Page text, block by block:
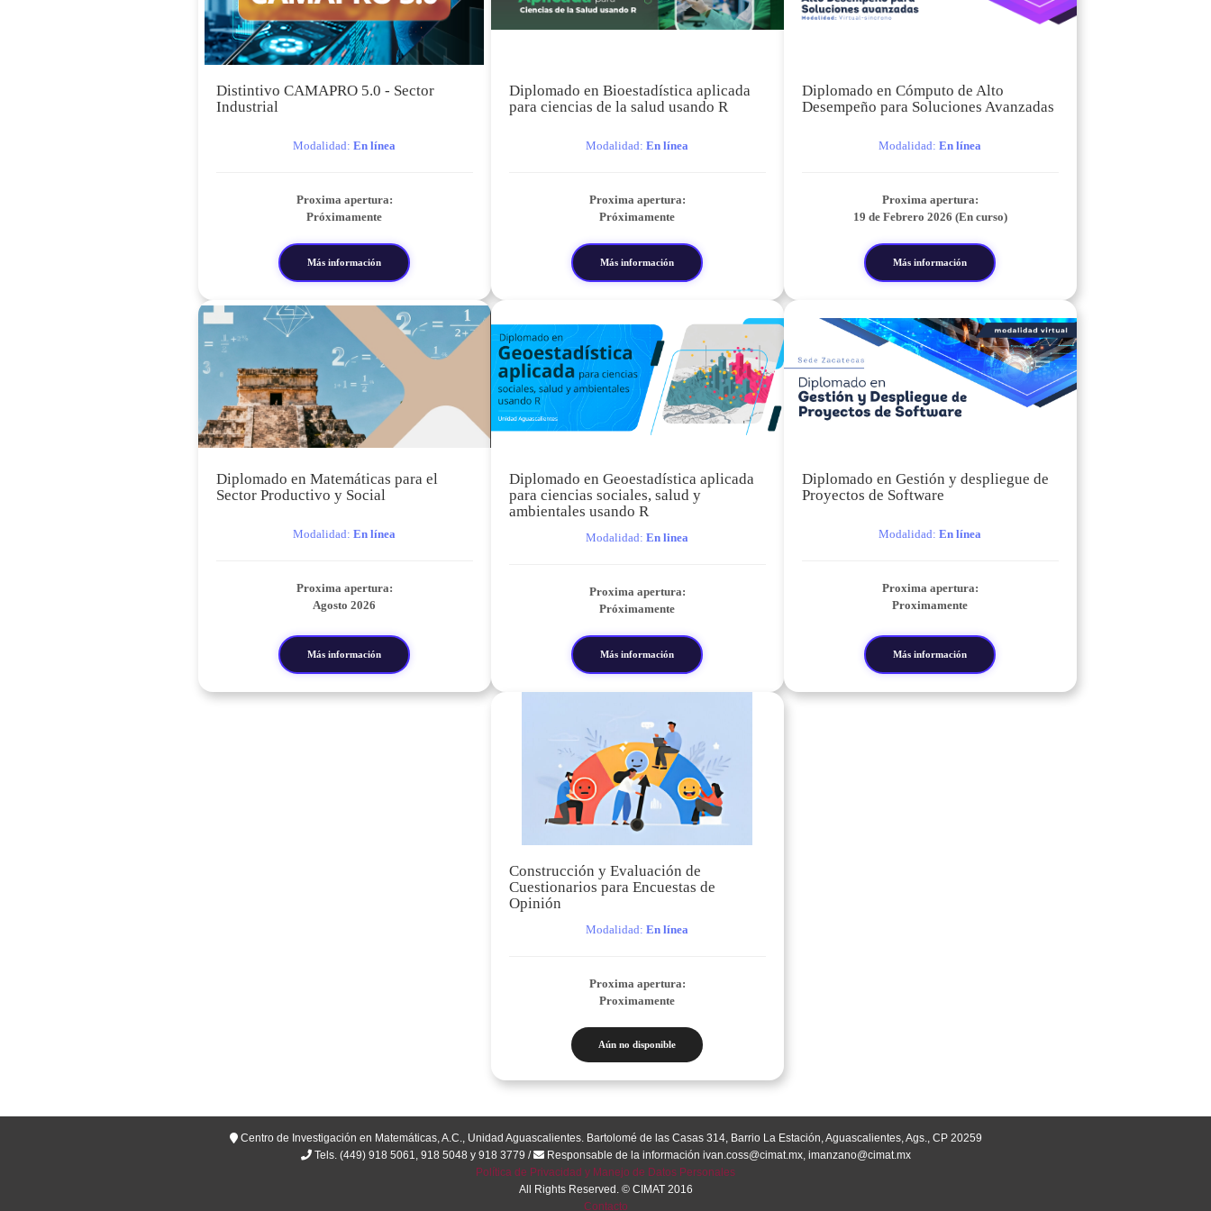
Distintivo CAMAPRO 5.0 - Sector
Industrial
Modalidad: En línea
Proxima apertura:
Próximamente
Más información
Diplomado en Bioestadística aplicada
para ciencias de la salud usando R
Modalidad: En línea
Proxima apertura:
Próximamente
Más información
Diplomado en Cómputo de Alto
Desempeño para Soluciones Avanzadas
Modalidad: En línea
Proxima apertura:
19 de Febrero 2026 (En curso)
Más información
Diplomado en Matemáticas para el
Sector Productivo y Social
Modalidad: En línea
Proxima apertura:
Agosto 2026
Más información
Diplomado en Geoestadística aplicada
para ciencias sociales, salud y
ambientales usando R
Modalidad: En linea
Proxima apertura:
Próximamente
Más información
Diplomado en Gestión y despliegue de
Proyectos de Software
Modalidad: En línea
Proxima apertura:
Proximamente
Más información
Construcción y Evaluación de
Cuestionarios para Encuestas de
Opinión
Modalidad: En línea
Proxima apertura:
Proximamente
Aún no disponible
Centro de Investigación en Matemáticas, A.C., Unidad Aguascalientes. Bartolomé de las Casas 314, Barrio La Estación, Aguascalientes, Ags., CP 20259
Tels. (449) 918 5061, 918 5048 y 918 3779 /
Responsable de la información ivan.coss@cimat.mx, imanzano@cimat.mx
Política de Privacidad y Manejo de Datos Personales
All Rights Reserved. © CIMAT 2016
Contacto